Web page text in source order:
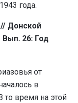
года.
Донской
Вып. 26: Год
от
в
то время на этой